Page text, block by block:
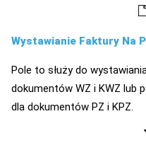
Wystawianie Faktury Na
Pole to służy do
dokumentów WZ i KWZ lub
dla dokumentów PZ i KPZ.